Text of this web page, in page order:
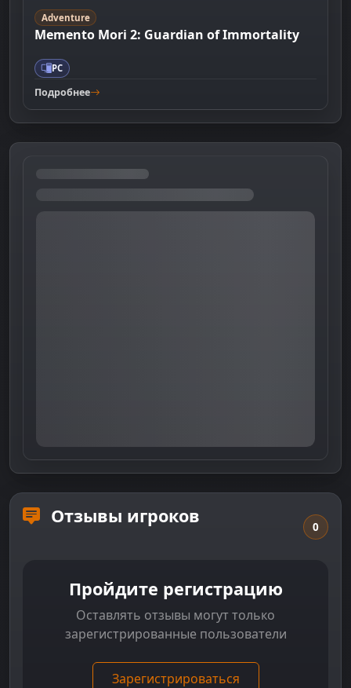
Adventure
Memento Mori 2: Guardian of Immortality
PC
Подробнее
Отзывы игроков 0
Пройдите регистрацию
Оставлять отзывы могут только
зарегистрированные пользователи
Зарегистрироваться